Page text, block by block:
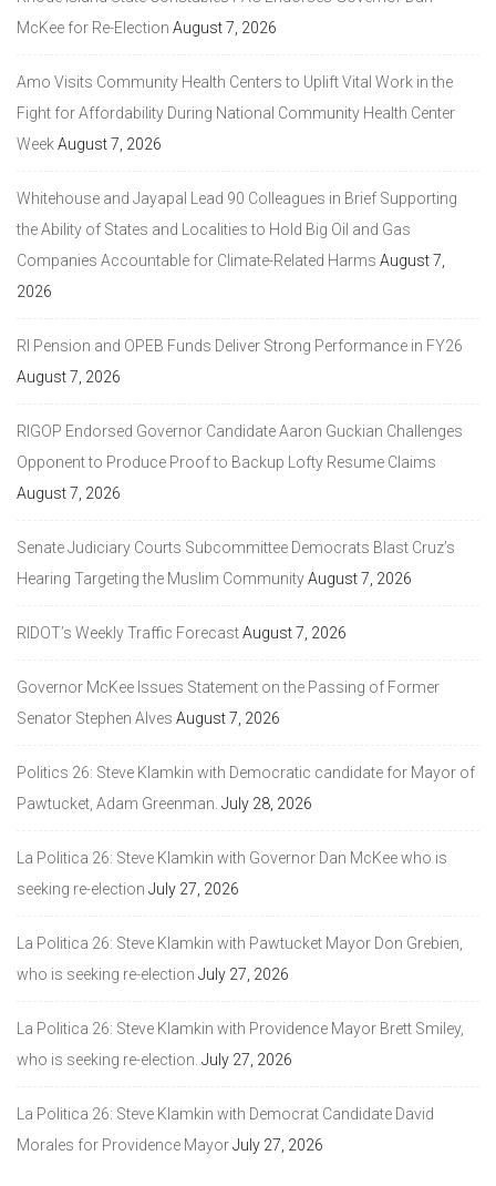
McKee for Re-Election August 7, 2026
Amo Visits Community Health Centers to Uplift Vital Work in the
Fight for Affordability During National Community Health Center
WeekAugust 7, 2026
Whitehouse and Jayapal Lead 90 Colleagues in Brief Supporting
the Ability of States and Localities to Hold Big Oil and Gas
Companies Accountable for Climate-Related Harms August 7,
2026
RI Pension and OPEB Funds Deliver Strong Performance in FY26
August 7, 2026
RIGOP Endorsed Governor Candidate Aaron Guckian Challenges
Opponent to Produce Proof to Backup Lofty Resume Claims
August 7, 2026
Senate Judiciary Courts Subcommittee Democrats Blast Cruz’s
Hearing Targeting the Muslim CommunityAugust 7, 2026
RIDOT’s Weekly Traffic ForecastAugust 7, 2026
Governor McKee Issues Statement on the Passing of Former
Senator Stephen Alves August 7, 2026
Politics 26: Steve Klamkin with Democratic candidate for Mayor of
Pawtucket, Adam Greenman. July 28, 2026
La Politica 26: Steve Klamkin with Governor Dan McKee who is
seeking re-election July 27, 2026
La Politica 26: Steve Klamkin with Pawtucket Mayor Don Grebien,
who is seeking re-election July 27, 2026
La Politica 26: Steve Klamkin with Providence Mayor Brett Smiley,
who is seeking re-election. July 27, 2026
La Politica 26: Steve Klamkin with Democrat Candidate David
Morales for Providence MayorJuly 27, 2026